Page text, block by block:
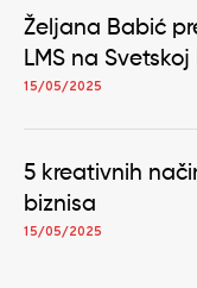
Željana Babić
LMS na
15/05/2025
5 kreativnih
biznisa
15/05/2025